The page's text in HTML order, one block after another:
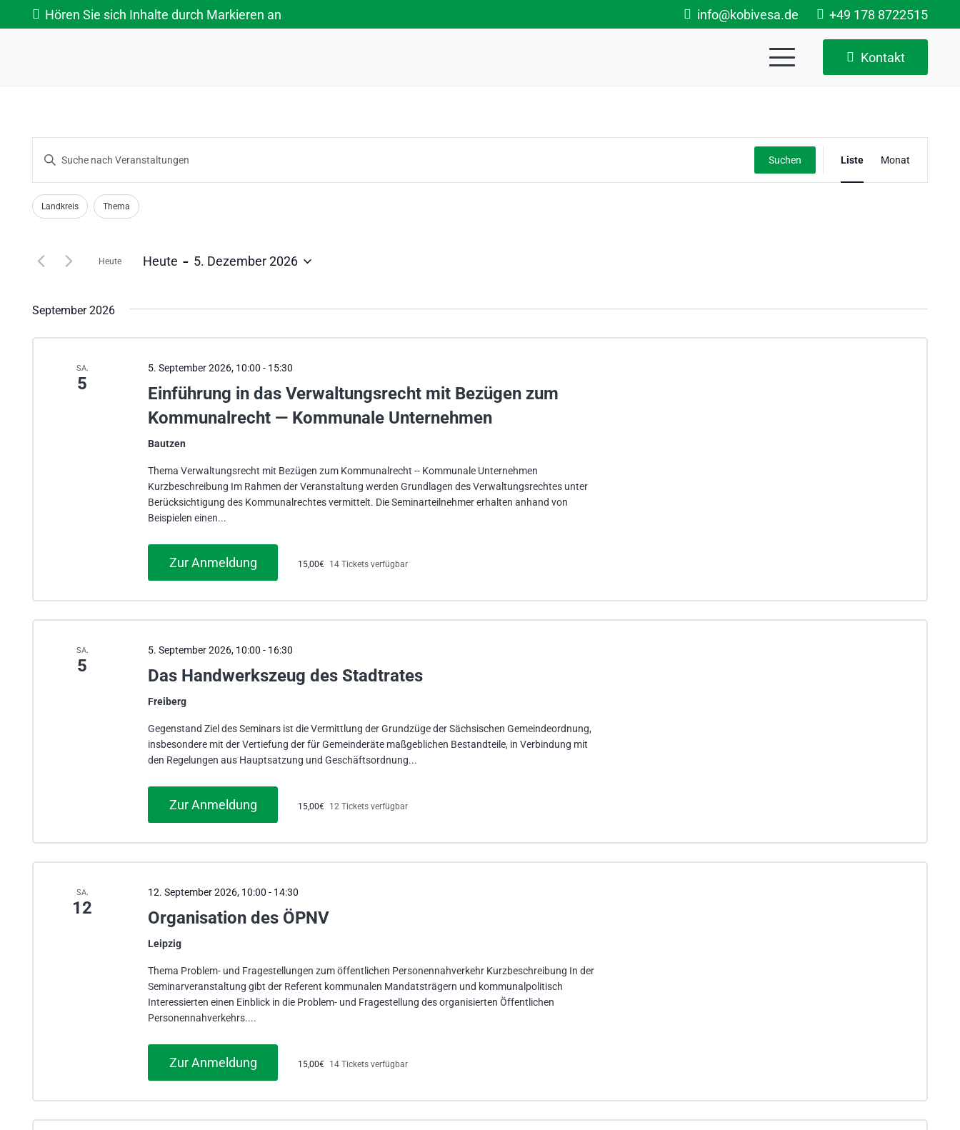
Hören Sie sich Inhalte durch Markieren an info@kobivesa.de +49 178 8722515
Kontakt
Veranstaltungen
Suche
und
Navigation
Bitte
eingeben.
Suche
Veranstaltungen
Suchen
Ansichten-
Liste Monat
Filter
Das
Ändern
Formular-
wird
Liste
Veranstaltungen
Landkreis Thema
Heute Heute - 5. Dezember 2026
September 2026
SA.
5
5. September 2026, 10:00 - 15:30
Einführung in das Verwaltungsrecht mit Bezügen zum
Kommunalrecht — Kommunale Unternehmen
Bautzen
Thema Verwaltungsrecht mit Bezügen zum Kommunalrecht -- Kommunale Unternehmen
Kurzbeschreibung Im Rahmen der Veranstaltung werden Grundlagen des Verwaltungsrechtes unter
Berücksichtigung des Kommunalrechtes vermittelt. Die Seminarteilnehmer erhalten anhand von
Beispielen einen...
Zur Anmeldung 15,00€ 14 Tickets verfügbar
SA.
5
5. September 2026, 10:00 - 16:30
Das Handwerkszeug des Stadtrates
Freiberg
Gegenstand Ziel des Seminars ist die Vermittlung der Grundzüge der Sächsischen Gemeindeordnung,
insbesondere mit der Vertiefung der für Gemeinderäte maßgeblichen Bestandteile, in Verbindung mit
den Regelungen aus Hauptsatzung und Geschäftsordnung...
Zur Anmeldung 15,00€ 12 Tickets verfügbar
SA.
12
12. September 2026, 10:00 - 14:30
Organisation des ÖPNV
Leipzig
Thema Problem- und Fragestellungen zum öffentlichen Personennahverkehr Kurzbeschreibung In der
Seminarveranstaltung gibt der Referent kommunalen Mandatsträgern und kommunalpolitisch
Interessierten einen Einblick in die Problem- und Fragestellung des organisierten Öffentlichen
Personennahverkehrs....
Zur Anmeldung 15,00€ 14 Tickets verfügbar